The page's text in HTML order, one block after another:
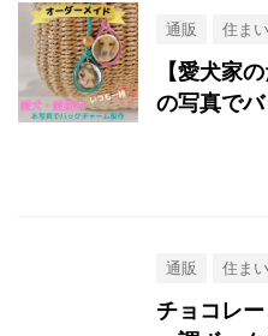
通販 住ま
【愛犬家
の写真で
通販 住ま
チョコレ